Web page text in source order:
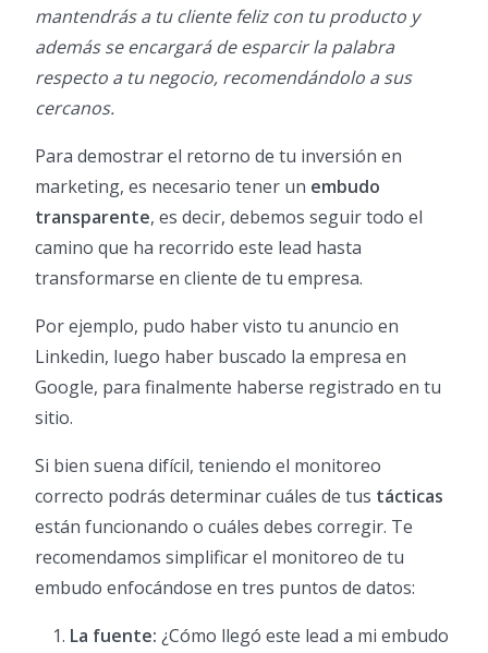
mantendrás a tu cliente feliz con tu producto y
además se encargará de esparcir la palabra
respecto a tu negocio, recomendándolo a sus
cercanos.
Para demostrar el retorno de tu inversión en
marketing, es necesario tener un embudo
transparente, es decir, debemos seguir todo el
camino que ha recorrido este lead hasta
transformarse en cliente de tu empresa.
Por ejemplo, pudo haber visto tu anuncio en
Linkedin, luego haber buscado la empresa en
Google, para finalmente haberse registrado en tu
sitio.
Si bien suena difícil, teniendo el monitoreo
correcto podrás determinar cuáles de tus tácticas
están funcionando o cuáles debes corregir. Te
recomendamos simplificar el monitoreo de tu
embudo enfocándose en tres puntos de datos:
La fuente: ¿Cómo llegó este lead a mi embudo